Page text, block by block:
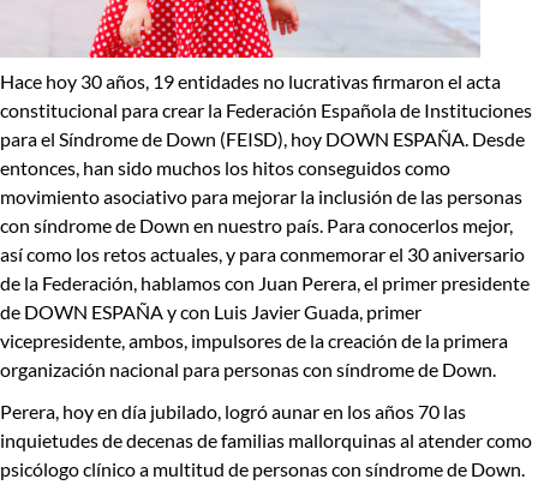
Hace hoy 30 años, 19 entidades no lucrativas firmaron el acta
constitucional para crear la Federación Española de Instituciones
para el Síndrome de Down (FEISD), hoy DOWN ESPAÑA. Desde
entonces, han sido muchos los hitos conseguidos como
movimiento asociativo para mejorar la inclusión de las personas
con síndrome de Down en nuestro país. Para conocerlos mejor,
así como los retos actuales, y para conmemorar el 30 aniversario
de la Federación, hablamos con Juan Perera,el primer presidente
de DOWN ESPAÑA y con Luis Javier Guada, primer
vicepresidente, ambos, impulsores de la creación de la primera
organización nacional para personas con síndrome de Down.
Perera, hoy en día jubilado, logró aunar en los años 70 las
inquietudes de decenas de familias mallorquinas al atender como
psicólogo clínico a multitud de personas con síndrome de Down.